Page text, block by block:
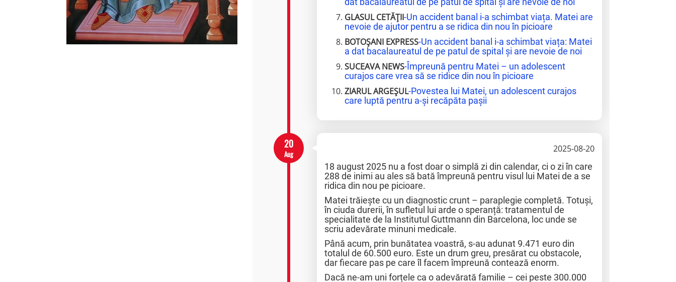
GLASUL CETĂȚII-Un accident banal i-a schimbat viața. Matei are
nevoie de ajutor pentru a se ridica din nou în picioare
BOTOȘANI EXPRESS-Un accident banal i-a schimbat viața: Matei
a dat bacalaureatul de pe patul de spital și are nevoie de noi
SUCEAVA NEWS-Împreună pentru Matei – un adolescent
curajos care vrea să se ridice din nou în picioare
ZIARUL ARGEȘUL-Povestea lui Matei, un adolescent curajos
care luptă pentru a-și recăpăta pașii
20
Aug 2025-08-20
18 august 2025 nu a fost doar o simplă zi din calendar, ci o zi în care
288 de inimi au ales să bată împreună pentru visul lui Matei de a se
ridica din nou pe picioare.
Matei trăiește cu un diagnostic crunt – paraplegie completă. Totuși,
în ciuda durerii, în sufletul lui arde o speranță: tratamentul de
specialitate de la Institutul Guttmann din Barcelona, loc unde se
scriu adevărate minuni medicale.
Până acum, prin bunătatea voastră, s-au adunat 9.471 euro din
totalul de 60.500 euro. Este un drum greu, presărat cu obstacole,
dar fiecare pas pe care îl facem împreună contează enorm.
Dacă ne-am uni forțele ca o adevărată familie – cei peste 300.000